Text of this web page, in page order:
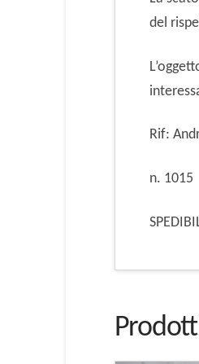
del
Rif:
n. 1015